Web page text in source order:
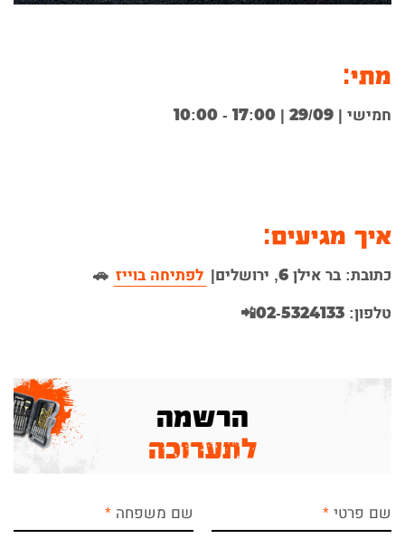
מתי:
חמישי | 29/09 | 17:00 - 10:00
איך מגיעים:
כתובת: בר אילן 6, ירושלים| לפתיחה בוייז 🚗
טלפון: 02-5324133📲
הרשמה
לתערוכה
שם פרטי שם משפחה